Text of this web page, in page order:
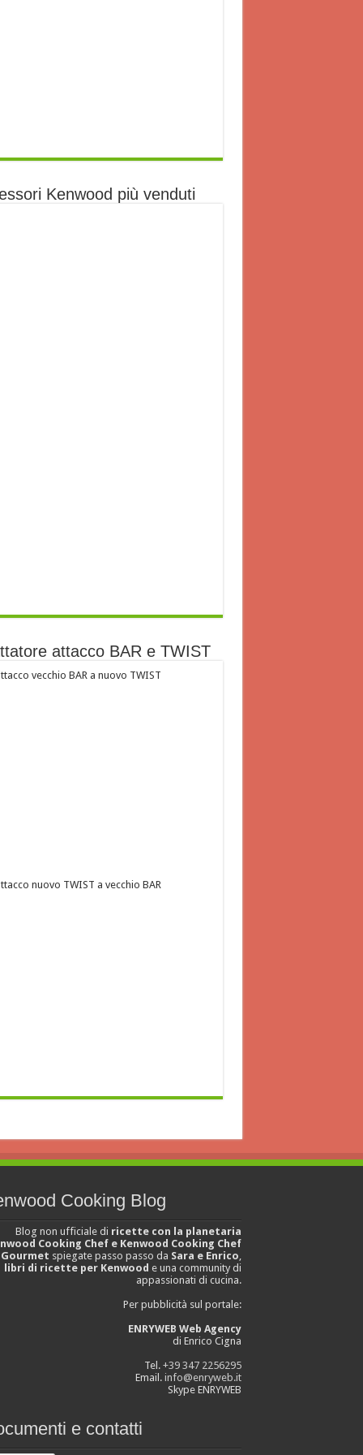
Kenwood più venduti
attacco BAR e TWIST
vecchio BAR a nuovo TWIST
nuovo TWIST a vecchio BAR
Cooking Blog
Blog non ufficiale di ricette con la planetaria
Cooking Chef e Kenwood Cooking Chef
Gourmet spiegate passo passo da Sara e Enrico
libri di ricette per Kenwood e una community di
appassionati di cucina.
Per pubblicità sul portale:
ENRYWEB Web Agency
di Enrico Cigna
Tel.+39 347 2256295
Email.info@enryweb.it
Skype ENRYWEB
e contatti